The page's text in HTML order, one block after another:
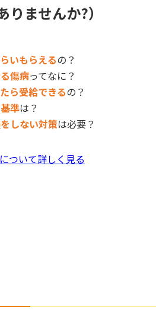
りませんか?）
いもらえるの？
傷病ってなに？
ら受給できるの？
準は？
しない対策は必要？
ついて詳しく見る